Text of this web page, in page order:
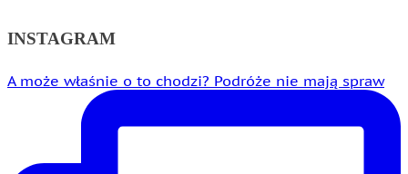
INSTAGRAM
A może właśnie o to chodzi? Podróże nie mają spraw